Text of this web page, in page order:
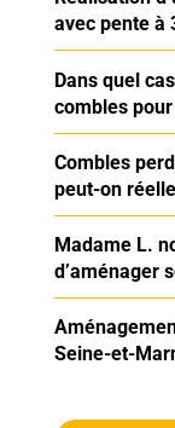
avec pente à
Dans quel
combles
Combles
peut-on
Madame L.
d’aménager
Seine-et-